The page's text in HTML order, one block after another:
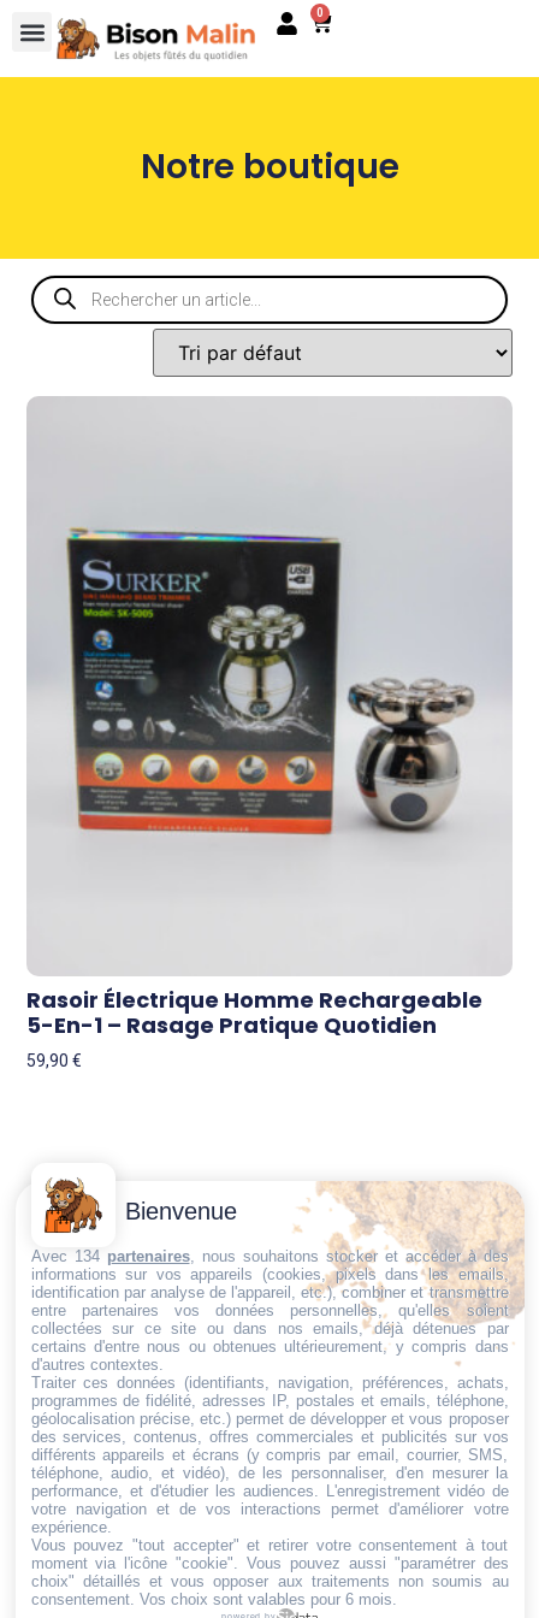
0
Notre boutique
Rasoir Électrique Homme Rechargeable
5-En-1 – Rasage Pratique Quotidien
59,90€
Trouvez ce qu'il vous faut,
au bon endroit
Conditions
générales
de vente
Politique de
cookies
Politique de
confidentialité
Mentions
légales
Conditions de
retour et de
remboursement
Droit de
rétractation
Contactez-
Nous
Email:
dt@sasbms.fr
Bienvenue
Avec 134 partenaires, nous souhaitons stocker et accéder à des
informations sur vos appareils (cookies, pixels dans les emails,
identification par analyse de l'appareil, etc.), combiner et transmettre
entre partenaires vos données personnelles, qu'elles soient
collectées sur ce site ou dans nos emails, déjà détenues par
certains d'entre nous ou obtenues ultérieurement, y compris dans
d'autres contextes.
Traiter ces données (identifiants, navigation, préférences, achats,
programmes de fidélité, adresses IP, postales et emails, téléphone,
géolocalisation précise, etc.) permet de développer et vous proposer
des services, contenus, offres commerciales et publicités sur vos
différents appareils et écrans (y compris par email, courrier, SMS,
téléphone, audio, et vidéo), de les personnaliser, d'en mesurer la
performance, et d'étudier les audiences. L'enregistrement vidéo de
votre navigation et de vos interactions permet d'améliorer votre
expérience.
Vous pouvez "tout accepter" et retirer votre consentement à tout
moment via l'icône "cookie" . Vous pouvez aussi "paramétrer des
choix" détaillés et vous opposer aux traitements non soumis au
consentement. Vos choix sont valables pour 6 mois.
powered by